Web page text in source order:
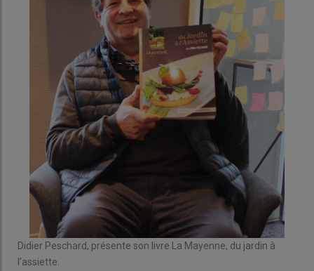
Didier Peschard, présente son livre La Mayenne, du jardin à
l’assiette.